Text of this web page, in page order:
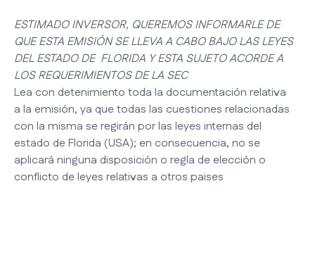
ESTIMADO INVERSOR, QUEREMOS INFORMARLE DE
QUE ESTA EMISIÓN SE LLEVA A CABO BAJO LAS LEYES
DEL ESTADO DE FLORIDA Y ESTA SUJETO ACORDE A
LOS REQUERIMIENTOS DE LA SEC
Lea con detenimiento toda la documentación relativa
a la emisión, ya que todas las cuestiones relacionadas
con la misma se regirán por las leyes internas del
estado de Florida (USA); en consecuencia, no se
aplicará ninguna disposición o regla de elección o
conflicto de leyes relativas a otros paises